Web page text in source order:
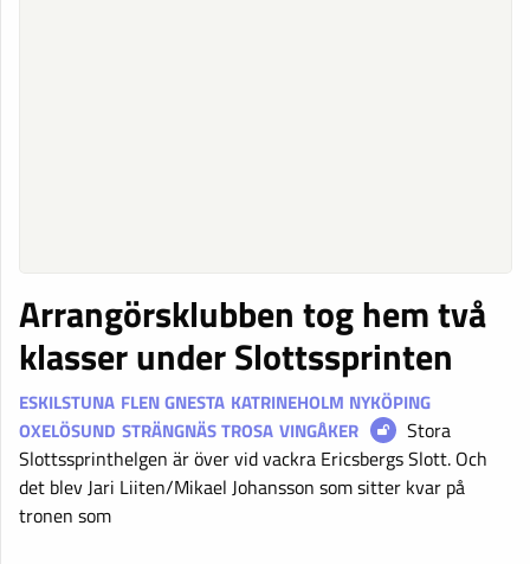
Arrangörsklubben tog hem två
klasser under Slottssprinten
ESKILSTUNA FLENGNESTA KATRINEHOLM NYKÖPING
OXELÖSUND STRÄNGNÄSTROSA VINGÅKER
Stora
Slottssprinthelgen är över vid vackra Ericsbergs Slott. Och
det blev Jari Liiten/Mikael Johansson som sitter kvar på
tronen som